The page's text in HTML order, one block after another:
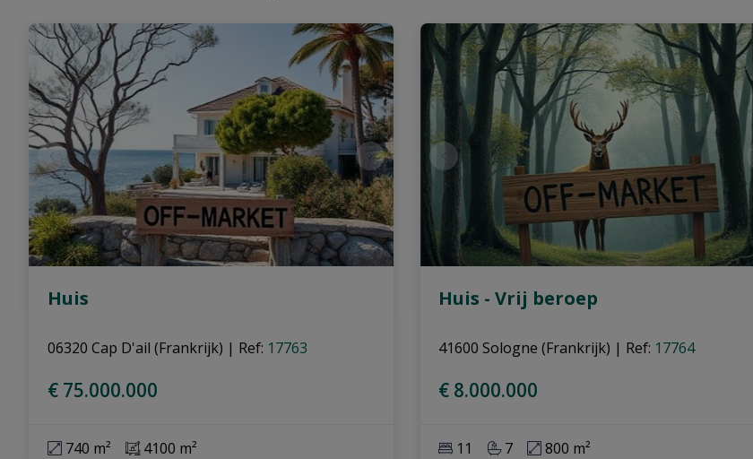
Huis
06320 Cap D'ail (Frankrijk) | Ref: 17763
€ 75.000.000
740 m² 4100 m²
Huis - Vrij beroep
41600 Sologne (Frankrijk) | Ref: 17764
€ 8.000.000
11 7 800 m²